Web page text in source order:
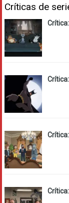
Críticas de